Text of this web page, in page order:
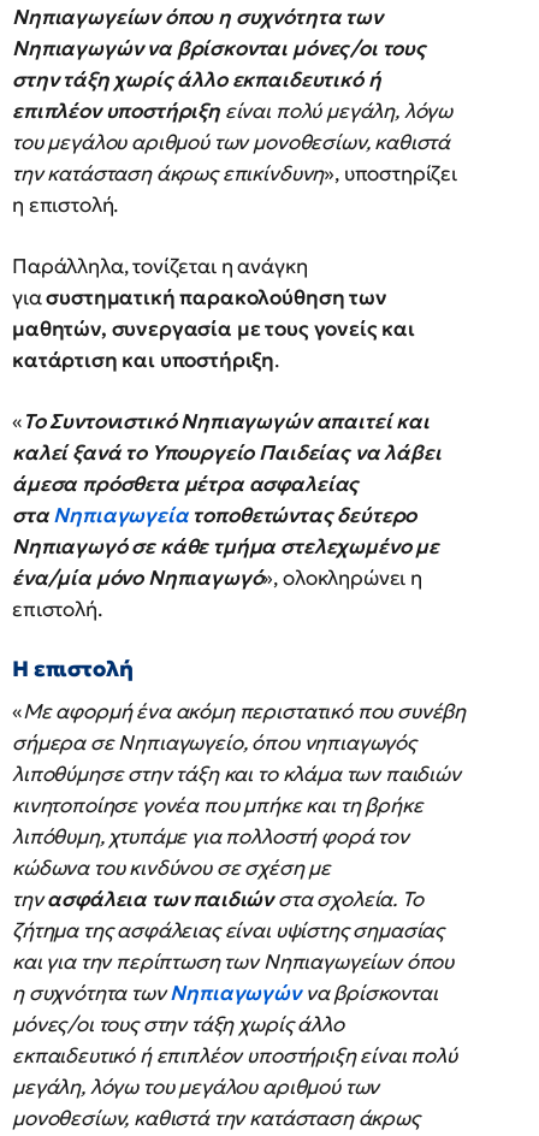
Νηπιαγωγείων όπου η συχνότητα των
Νηπιαγωγών να βρίσκονται μόνες/οι τους
στην τάξη χωρίς άλλο εκπαιδευτικό ή
επιπλέον υποστήριξηείναι πολύ μεγάλη, λόγω
του μεγάλου αριθμού των μονοθεσίων, καθιστά
την κατάσταση άκρως επικίνδυνη», υποστηρίζει
η επιστολή.
Παράλληλα, τονίζεται η ανάγκη
γιασυστηματική παρακολούθηση των
μαθητών, συνεργασία με τους γονείς και
κατάρτιση και υποστήριξη.
«Το Συντονιστικό Νηπιαγωγών απαιτεί και
καλεί ξανά το Υπουργείο Παιδείας να λάβει
άμεσα πρόσθετα μέτρα ασφαλείας
σταΝηπιαγωγείατοποθετώντας δεύτερο
Νηπιαγωγό σε κάθε τμήμα στελεχωμένο με
ένα/μία μόνο Νηπιαγωγό», ολοκληρώνει η
επιστολή.
Η επιστολή
«Με αφορμή ένα ακόμη περιστατικό που συνέβη
σήμερα σε Νηπιαγωγείο, όπου νηπιαγωγός
λιποθύμησε στην τάξη και το κλάμα των παιδιών
κινητοποίησε γονέα που μπήκε και τη βρήκε
λιπόθυμη, χτυπάμε για πολλοστή φορά τον
κώδωνα του κινδύνου σε σχέση με
τηνασφάλεια των παιδιώνστα σχολεία. Το
ζήτημα της ασφάλειας είναι υψίστης σημασίας
και για την περίπτωση των Νηπιαγωγείων όπου
η συχνότητα τωνΝηπιαγωγώννα βρίσκονται
μόνες/οι τους στην τάξη χωρίς άλλο
εκπαιδευτικό ή επιπλέον υποστήριξη είναι πολύ
μεγάλη, λόγω του μεγάλου αριθμού των
μονοθεσίων, καθιστά την κατάσταση άκρως